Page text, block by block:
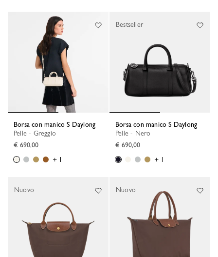
Borsa con manico S Daylong
Pelle - Greggio
€ 690,00
+ 1
Borsa con manico S Daylong
Pelle - Nero
€ 690,00
+ 1
Bestseller
Nuovo Nuovo